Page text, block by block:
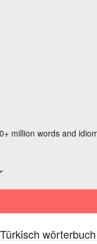
million words and
wörterbuch